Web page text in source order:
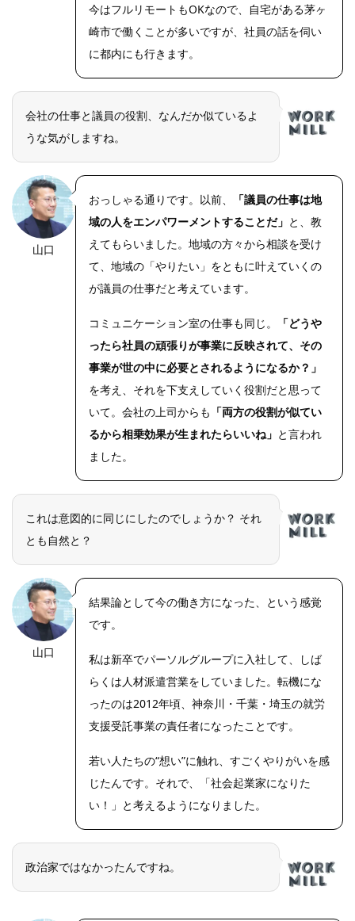
今はフルリモートもOKなので、自宅がある茅ヶ
崎市で働くことが多いですが、社員の話を伺い
に都内にも行きます。
会社の仕事と議員の役割、なんだか似ているよ
うな気がしますね。
山口
おっしゃる通りです。以前、
「議員の仕事は地
域の人をエンパワーメントすることだ」 と、教
えてもらいました。地域の方々から相談を受け
て、地域の「やりたい」をともに叶えていくの
が議員の仕事だと考えています。
コミュニケーション室の仕事も同じ。
「どうや
ったら社員の頑張りが事業に反映されて、その
事業が世の中に必要とされるようになるか？」
を考え、それを下支えしていく役割だと思って
いて。会社の上司からも 「両方の役割が似てい
るから相乗効果が生まれたらいいね」 と言われ
ました。
これは意図的に同じにしたのでしょうか？ それ
とも自然と？
山口
結果論として今の働き方になった、という感覚
です。
私は新卒でパーソルグループに入社して、しば
らくは人材派遣営業をしていました。転機にな
ったのは2012年頃、神奈川・千葉・埼玉の就労
支援受託事業の責任者になったことです。
若い人たちの“想い”に触れ、すごくやりがいを感
じたんです。それで、「社会起業家になりた
い！」と考えるようになりました。
政治家ではなかったんですね。